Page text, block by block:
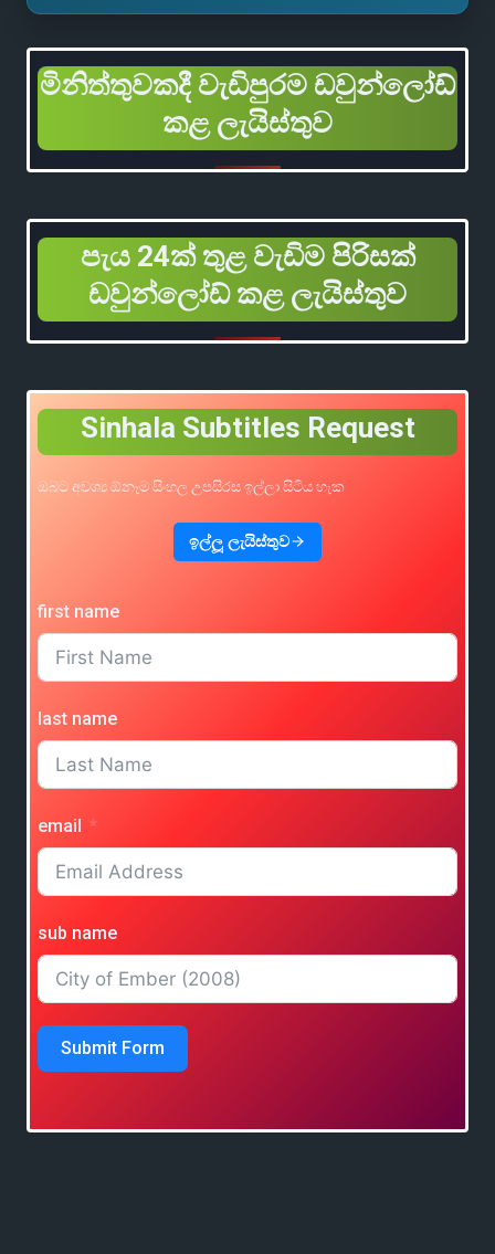
මිනිත්තුවකදී වැඩිපුරම ඩවුන්ලෝඩ්
කළ ලැයිස්තුව
පැය 24ක් තුළ වැඩිම පිරිසක්
ඩවුන්ලෝඩ් කළ ලැයිස්තුව
Sinhala Subtitles Request
ඔබට අවශ්‍ය ඕනෑම සිංහල උපසිරස ඉල්ලා සිටිය හැක
ඉල්ලූ ලැයිස්තුව
first name
last name
email
sub name
Submit Form